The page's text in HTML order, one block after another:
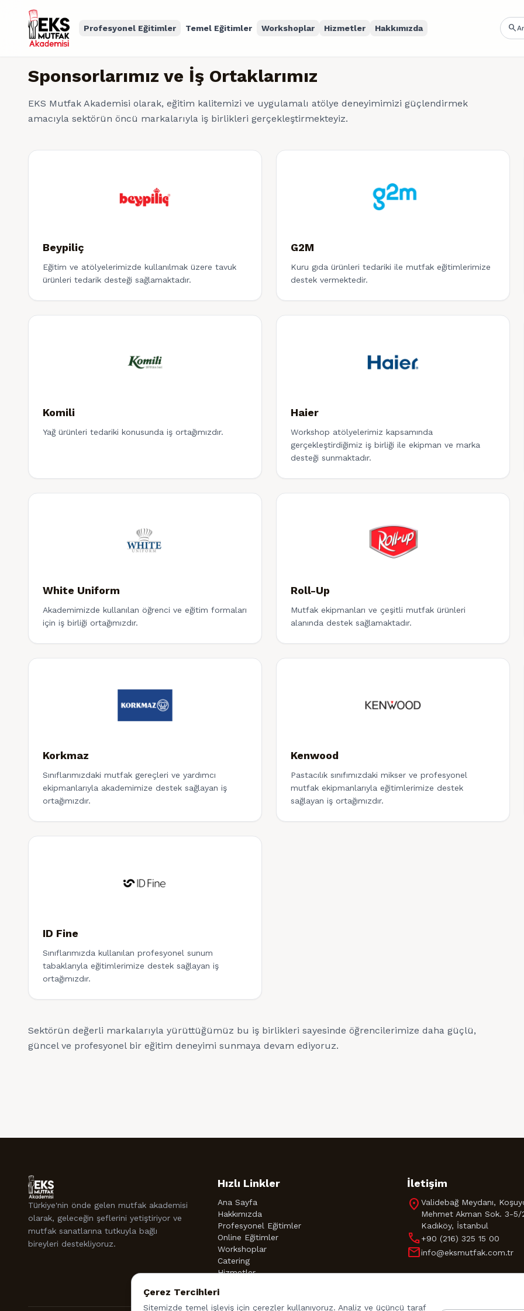
Profesyonel Eğitimler Temel Eğitimler Workshoplar Hizmetler Hakkımızda search
Sponsorlarımız ve İş Ortaklarımız
EKS Mutfak Akademisi olarak, eğitim kalitemizi ve uygulamalı atölye deneyimimizi güçlendirmek
amacıyla sektörün öncü markalarıyla iş birlikleri gerçekleştirmekteyiz.
Beypiliç
Eğitim ve atölyelerimizde kullanılmak üzere tavuk
ürünleri tedarik desteği sağlamaktadır.
G2M
Kuru gıda ürünleri tedariki ile mutfak eğitimlerimize
destek vermektedir.
Komili
Yağ ürünleri tedariki konusunda iş ortağımızdır.
Haier
Workshop atölyelerimiz kapsamında
gerçekleştirdiğimiz iş birliği ile ekipman ve marka
desteği sunmaktadır.
White Uniform
Akademimizde kullanılan öğrenci ve eğitim formaları
için iş birliği ortağımızdır.
Roll-Up
Mutfak ekipmanları ve çeşitli mutfak ürünleri
alanında destek sağlamaktadır.
Korkmaz
Sınıflarımızdaki mutfak gereçleri ve yardımcı
ekipmanlarıyla akademimize destek sağlayan iş
ortağımızdır.
Kenwood
Pastacılık sınıfımızdaki mikser ve profesyonel
mutfak ekipmanlarıyla eğitimlerimize destek
sağlayan iş ortağımızdır.
ID Fine
Sınıflarımızda kullanılan profesyonel sunum
tabaklarıyla eğitimlerimize destek sağlayan iş
ortağımızdır.
Sektörün değerli markalarıyla yürüttüğümüz bu iş birlikleri sayesinde öğrencilerimize daha güçlü,
güncel ve profesyonel bir eğitim deneyimi sunmaya devam ediyoruz.
Türkiye'nin önde gelen mutfak akademisi
olarak, geleceğin şeflerini yetiştiriyor ve
mutfak sanatlarına tutkuyla bağlı
bireyleri destekliyoruz.
Hızlı Linkler
Ana Sayfa
Hakkımızda
Profesyonel Eğitimler
Online Eğitimler
Workshoplar
Catering
Hizmetler
İletişim
location_on Validebağ Meydanı,
Mehmet Akman Sok. 3-5/
Kadıköy, İstanbul
call+90 (216) 325 15 00
mailinfo@eksmutfak.com.tr
Çerez Tercihleri
Sitemizde temel işleyiş için çerezler kullanıyoruz. Analiz ve üçüncü taraf